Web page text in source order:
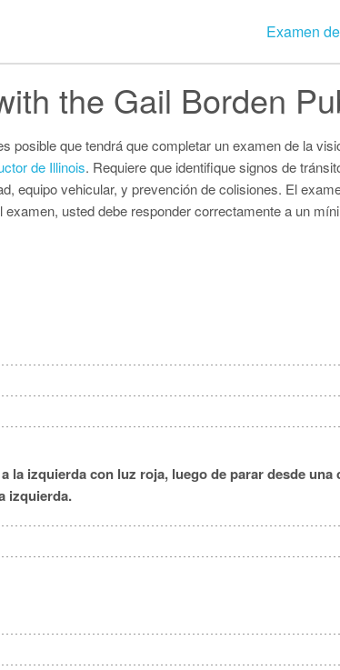
Examen
the Gail Borden
posible que tendrá que completar un examen de la
de Illinois. Requiere que identifique signos de
equipo vehicular, y prevención de colisiones. El
usted debe responder correctamente a un
la izquierda con luz roja, luego de parar desde una
izquierda.